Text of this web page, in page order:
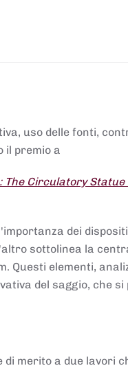
uso delle fonti,
il premio a
Circulatory Statue
dei
sottolinea la
Questi elementi,
del saggio, che
merito a due lavori